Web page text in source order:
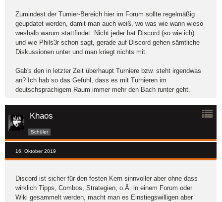
Zumindest der Turnier-Bereich hier im Forum sollte regelmäßig
geupdatet werden, damit man auch weiß, wo was wie wann wieso
weshalb warum stattfindet. Nicht jeder hat Discord (so wie ich)
und wie Phils3r schon sagt, gerade auf Discord gehen sämtliche
Diskussionen unter und man kriegt nichts mit.
Gab's den in letzter Zeit überhaupt Turniere bzw. steht irgendwas
an? Ich hab so das Gefühl, dass es mit Turnieren im
deutschsprachigem Raum immer mehr den Bach runter geht.
Khaos
Schüler
16. Oktober 2019
Discord ist sicher für den festen Kern sinnvoller aber ohne dass
wirklich Tipps, Combos, Strategien, o.Ä. in einem Forum oder
Wiki gesammelt werden, macht man es Einstiegswilligen aber